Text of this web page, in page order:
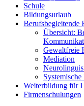
Schule
Bildungsurlaub
Berufsbegleitende
Übersicht:
Gewaltfreie
Mediation
Weiterbildung für
Firmenschulungen